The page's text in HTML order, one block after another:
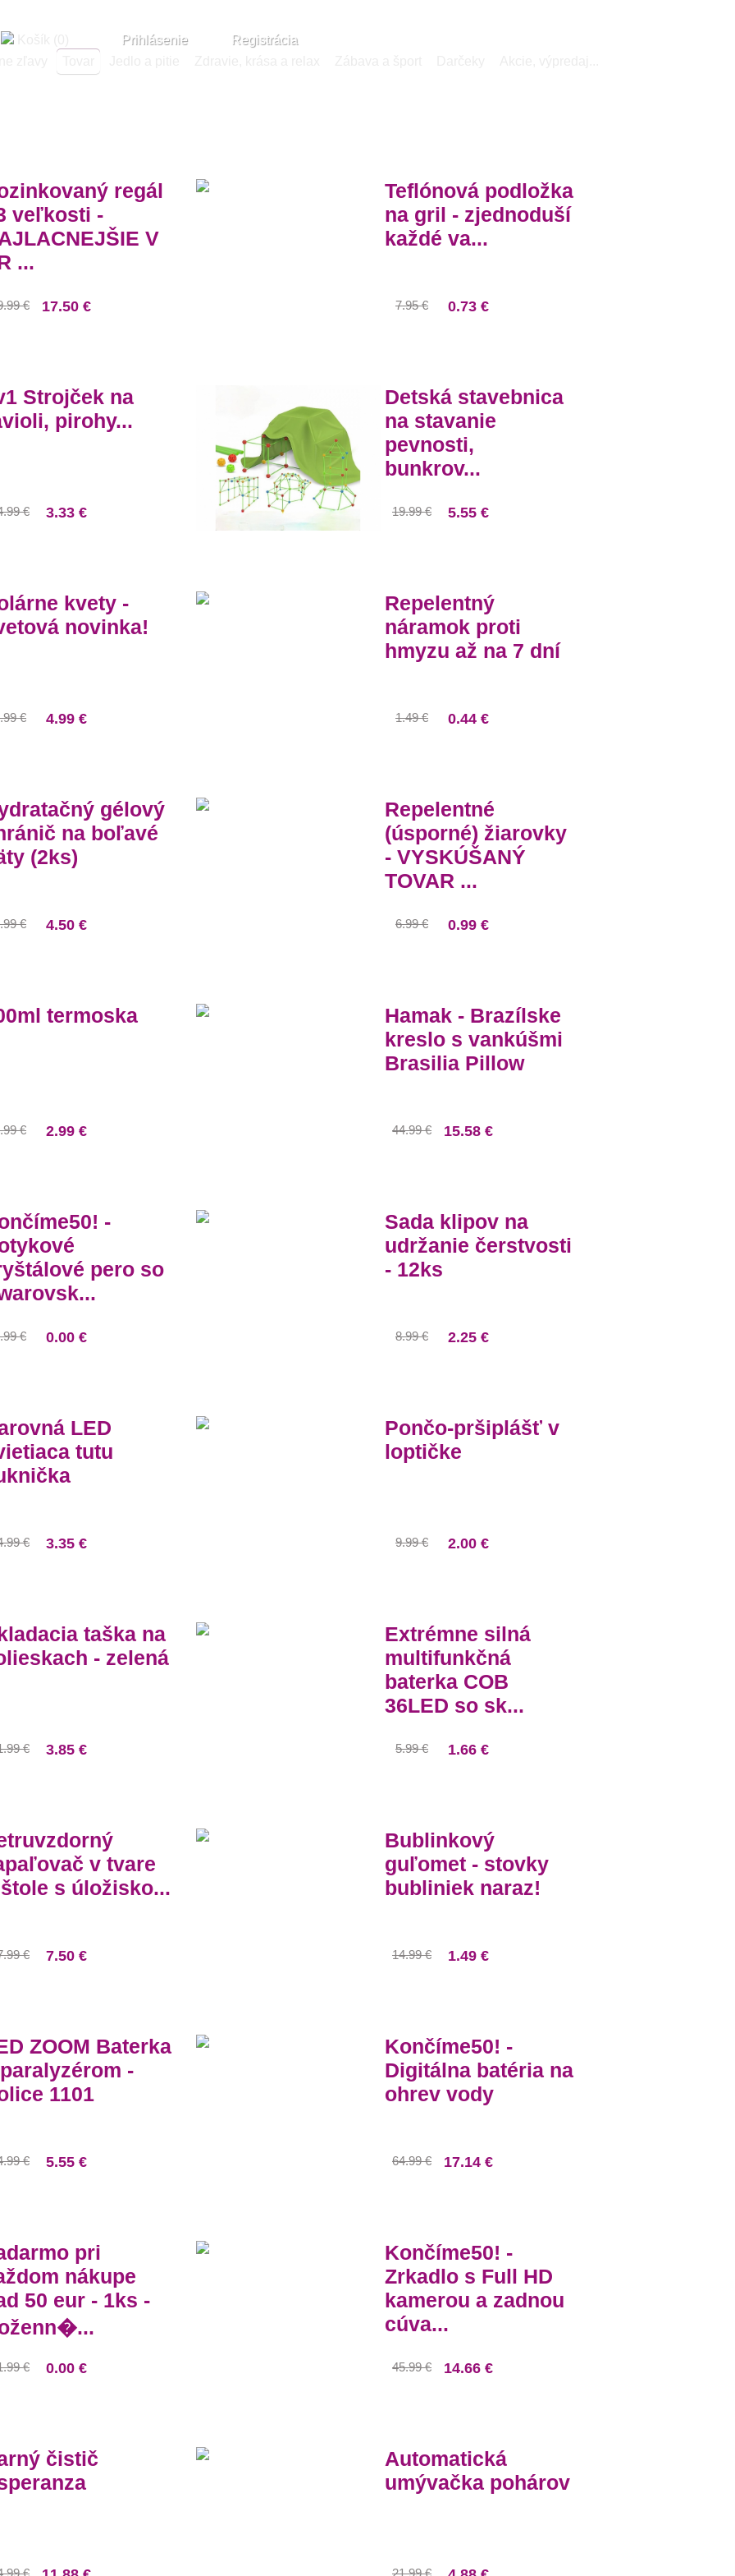
Prihlásenie
Registrácia
regál
veľkosti -
V
...
€ 17.50 €
Teflónová podložka
na gril - zjednoduší
každé va...
7.95 € 0.73 €
Strojček na
pirohy...
€ 3.33 €
Detská stavebnica
na stavanie
pevnosti,
bunkrov...
19.99 € 5.55 €
kvety -
novinka!
€ 4.99 €
Repelentný
náramok proti
hmyzu až na 7 dní
1.49 € 0.44 €
gélový
na boľavé
(2ks)
€ 4.50 €
Repelentné
(úsporné) žiarovky
- VYSKÚŠANÝ
TOVAR ...
6.99 € 0.99 €
termoska
€ 2.99 €
Hamak - Brazílske
kreslo s vankúšmi
Brasilia Pillow
44.99 € 15.58 €
-
pero so
€ 0.00 €
Sada klipov na
udržanie čerstvosti
- 12ks
8.99 € 2.25 €
LED
tutu
€ 3.35 €
Pončo-pršiplášť v
loptičke
9.99 € 2.00 €
taška na
- zelená
€ 3.85 €
Extrémne silná
multifunkčná
baterka COB
36LED so sk...
5.99 € 1.66 €
v tvare
s úložisko...
€ 7.50 €
Bublinkový
guľomet - stovky
bubliniek naraz!
14.99 € 1.49 €
ZOOM Baterka
-
1101
€ 5.55 €
Končíme50! -
Digitálna batéria na
ohrev vody
64.99 € 17.14 €
pri
nákupe
50 eur - 1ks -
€ 0.00 €
Končíme50! -
Zrkadlo s Full HD
kamerou a zadnou
cúva...
45.99 € 14.66 €
čistič
€
Automatická
umývačka pohárov
21.99 €